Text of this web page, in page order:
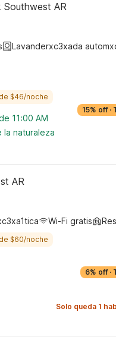
AR
Lavanderxc3xada
$46/noche
11:00 AM
la naturaleza
15% off ·
AR
Wi-Fi gratis
$60/noche
6% off ·
Solo queda 1